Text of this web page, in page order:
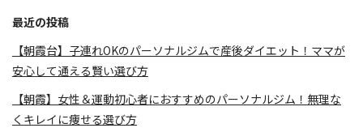
最近の投稿
【朝霞台】子連れOKのパーソナルジムで産後ダイエット！ママが
安心して通える賢い選び方
【朝霞】女性＆運動初心者におすすめのパーソナルジム！無理な
くキレイに痩せる選び方